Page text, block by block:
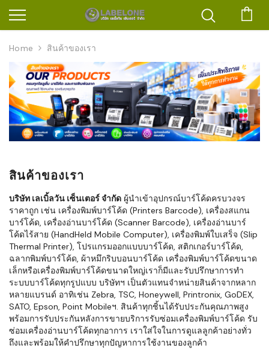
Home สินค้าของเรา
สินค้าของเรา
บริษัท เลเบิ้ลวัน เซ็นเตอร์ จำกัด ผู้นำเข้าอุปกรณ์บาร์โค้ดครบวงจร
ราคาถูก เช่น เครื่องพิมพ์บาร์โค้ด (Printers Barcode), เครื่องสแกน
บาร์โค้ด, เครื่องอ่านบาร์โค้ด (Scanner Barcode), เครื่องอ่านบาร์
โค้ดไร้สาย (HandHeld Mobile Computer), เครื่องพิมพ์ใบเสร็จ (Slip
Thermal Printer), โปรแกรมออกแบบบาร์โค้ด, สติกเกอร์บาร์โค้ด,
ฉลากพิมพ์บาร์โค้ด, ผ้าหมึกริบบอนบาร์โค้ด เครื่องพิมพ์บาร์โค้ดขนาด
เล็กหรือเครื่องพิมพ์บาร์โค้ดขนาดใหญ่เราก็มีและรับปรึกษาการทำ
ระบบบาร์โค้ดทุกรูปแบบ บริษัทฯ เป็นตัวแทนจำหน่ายสินค้าจากหลาก
หลายแบรนด์ อาทิเช่น Zebra, TSC, Honeywell, Printronix, GoDEX,
SATO, Epson, Point Mobileฯ. สินค้าทุกชิ้นได้รับประกันคุณภาพสูง
พร้อมการรับประกันหลังการขายบริการรับซ่อมเครื่องพิมพ์บาร์โค้ด รับ
ซ่อมเครื่องอ่านบาร์โค้ดทุกอาการ เราใส่ใจในการดูแลลูกค้าอย่างทั่ว
ถึงและพร้อมให้คำปรึกษาทุกปัญหาการใช้งานของลูกค้า